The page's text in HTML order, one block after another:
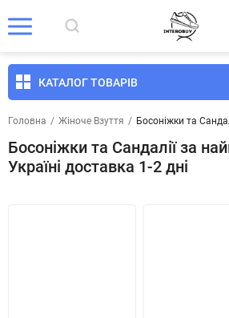
КАТАЛОГ ТОВАРІВ
Головна / Жіноче Взуття / Босоніжки та
Босоніжки та Сандалії за
Україні доставка 1-2 дні